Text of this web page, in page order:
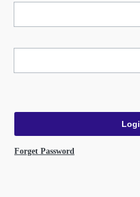
Forget Password